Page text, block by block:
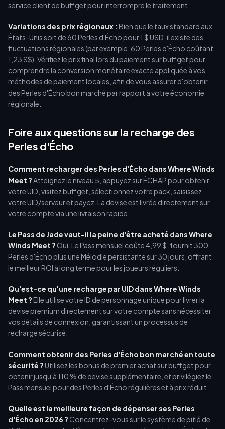
service client de buffget pour interrompre le traitement.
Variations des prix régionaux : Bien que le taux standard aux
États-Unis soit de 60 Perles d'Écho pour 1 $ USD, il existe des
fluctuations régionales (par exemple, 60 Perles d'Écho coûtant
1,23 S$). Vérifiez le prix final lors du paiement sur buffget pour
comprendre la conversion monétaire exacte appliquée à vos
méthodes de paiement locales, afin de vous assurer d'obtenir
des Perles d'Écho bon marché par rapport à votre économie
régionale.
Foire aux questions sur la recharge des
Perles d'Écho
Comment recharger des Perles d'Écho dans Where Winds
Meet ?Atteignez le niveau 5, appuyez sur ÉCHAP pour obtenir
votre UID, visitez buffget, sélectionnez votre pack, saisissez
votre UID/serveur et payez. La devise est livrée directement sur
votre compte via une livraison rapide.
Le Pass de Jade vaut-il la peine d'être acheté dans Where
Winds Meet ? Oui. Le Pass mensuel coûte 4,99 $, fournit 300
Perles d'Écho plus une Mélodie persistante sur 30 jours, offrant
le meilleur ROI à long terme pour les joueurs réguliers.
Qu'est-ce qu'une recharge par UID dans Where Winds
Meet ?Elle utilise votre ID de personnage unique pour livrer la
devise premium directement sur votre compte sans nécessiter
vos détails de connexion, garantissant un processus de
recharge sécurisé.
Comment obtenir des Perles d'Écho bon marché en toute
sécurité ?Utilisez les bonus de premier achat sur buffget pour
obtenir jusqu'à 110 % de devise supplémentaire, et privilégiez le
Pass mensuel pour des Perles d'Écho régulières et à prix réduit.
Quelle est la meilleure façon de dépenser ses Perles
d'Écho en 2026 ? Concentrez-vous sur le système de pitié de